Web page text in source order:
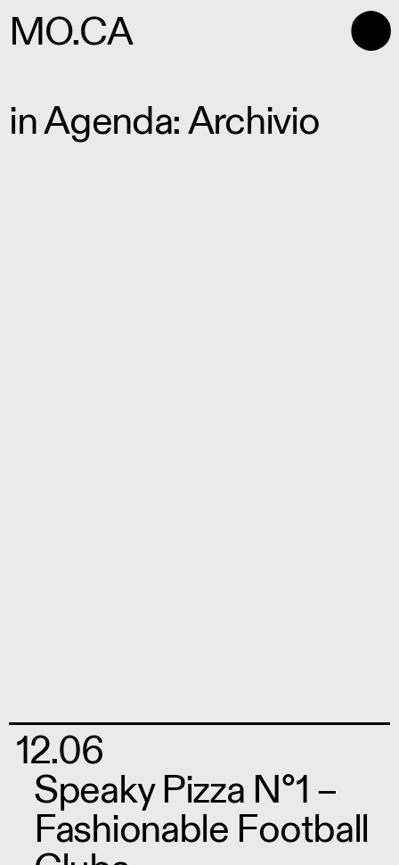
MO.CA
⬤
in Agenda: Archivio
12.06
Speaky Pizza N°1 –
Fashionable Football